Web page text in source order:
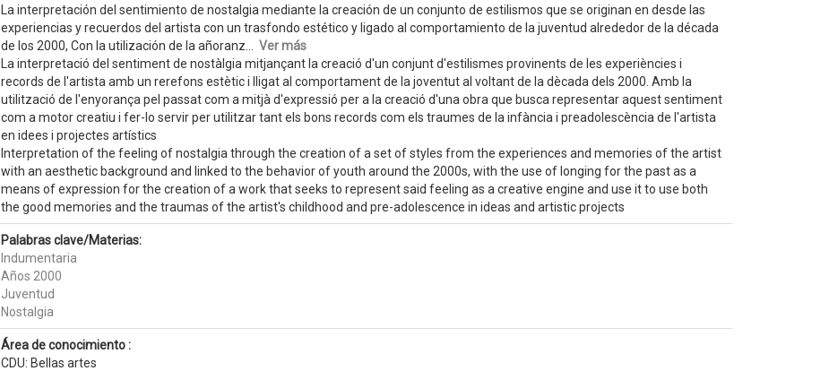
La interpretación del sentimiento de nostalgia mediante la creación de un conjunto de estilismos que se originan en desde las
experiencias y recuerdos del artista con un trasfondo estético y ligado al comportamiento de la juventud alrededor de la década
de los 2000, Con la utilización de la añoranz... Ver más
La interpretació del sentiment de nostàlgia mitjançant la creació d'un conjunt d'estilismes provinents de les experiències i
records de l'artista amb un rerefons estètic i lligat al comportament de la joventut al voltant de la dècada dels 2000. Amb la
utilització de l'enyorança pel passat com a mitjà d'expressió per a la creació d'una obra que busca representar aquest sentiment
com a motor creatiu i fer-lo servir per utilitzar tant els bons records com els traumes de la infància i preadolescència de l'artista
en idees i projectes artístics
Interpretation of the feeling of nostalgia through the creation of a set of styles from the experiences and memories of the artist
with an aesthetic background and linked to the behavior of youth around the 2000s, with the use of longing for the past as a
means of expression for the creation of a work that seeks to represent said feeling as a creative engine and use it to use both
the good memories and the traumas of the artist's childhood and pre-adolescence in ideas and artistic projects
Palabras clave/Materias:
Indumentaria
Años 2000
Juventud
Nostalgia
Área de conocimiento :
CDU: Bellas artes